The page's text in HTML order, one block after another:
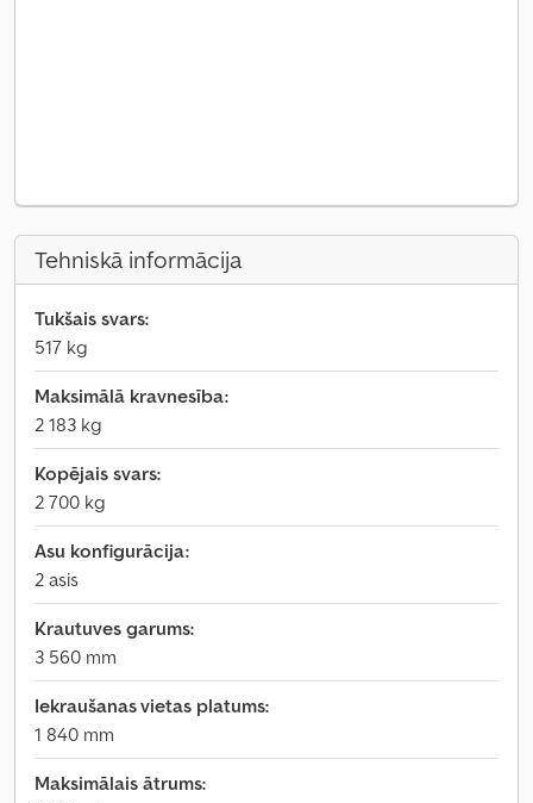
Tehniskā informācija
Tukšais svars:
517 kg
Maksimālā kravnesība:
2 183 kg
Kopējais svars:
2 700 kg
Asu konfigurācija:
2 asis
Krautuves garums:
3 560 mm
Iekraušanas vietas platums:
1 840 mm
Maksimālais ātrums: